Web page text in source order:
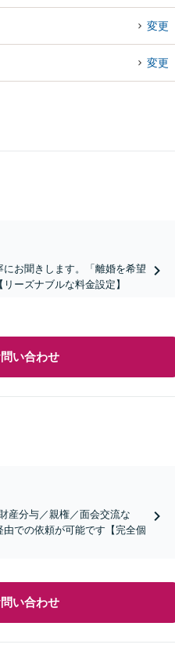
変更
変更
お聞きします。「離婚を希望
ーズナブルな料金設定】
い合わせ
産分与／親権／面会交流な
での依頼が可能です【完全個
い合わせ